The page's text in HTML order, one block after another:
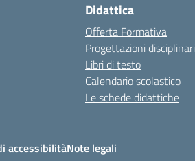
Didattica
Offerta Formativa
Progettazioni disciplinari
Libri di testo
Calendario scolastico
Le schede didattiche
accessibilitàNote legali